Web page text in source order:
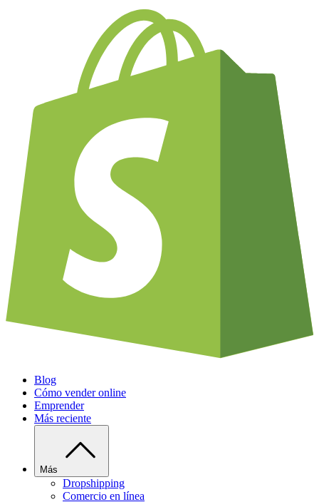
Blog
Cómo vender online
Emprender
Más reciente
Más
Dropshipping
Comercio en línea